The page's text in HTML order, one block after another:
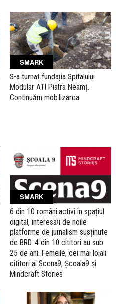
SMARK
S-a turnat fundația Spitalului
Modular ATI Piatra Neamț.
Continuăm mobilizarea
SMARK
6 din 10 români activi în spațiul
digital, interesați de noile
platforme de jurnalism susținute
de BRD. 4 din 10 cititori au sub
25 de ani. Femeile, cei mai loiali
cititori ai Scena9, Școala9 și
Mindcraft Stories